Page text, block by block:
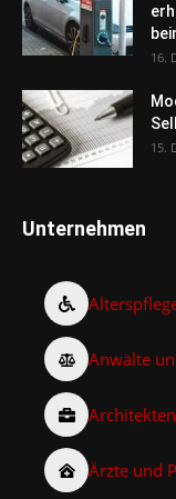
16.
15.
Unternehmen
Anwälte
Ärzte und